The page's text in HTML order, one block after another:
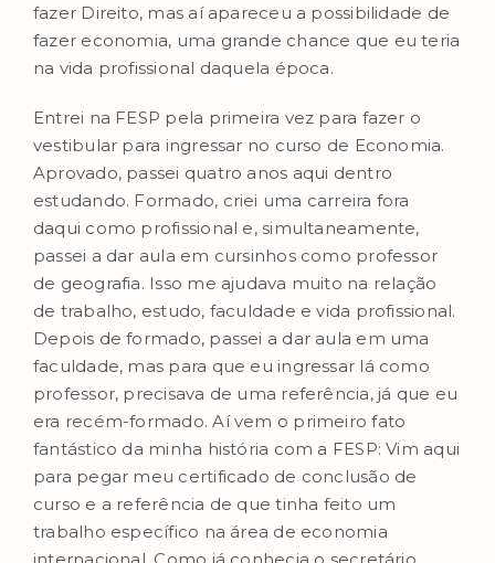
fazer Direito, mas aí apareceu a possibilidade de
fazer economia, uma grande chance que eu teria
na vida profissional daquela época.
Entrei na FESP pela primeira vez para fazer o
vestibular para ingressar no curso de Economia.
Aprovado, passei quatro anos aqui dentro
estudando. Formado, criei uma carreira fora
daqui como profissional e, simultaneamente,
passei a dar aula em cursinhos como professor
de geografia. Isso me ajudava muito na relação
de trabalho, estudo, faculdade e vida profissional.
Depois de formado, passei a dar aula em uma
faculdade, mas para que eu ingressar lá como
professor, precisava de uma referência, já que eu
era recém-formado. Aí vem o primeiro fato
fantástico da minha história com a FESP: Vim aqui
para pegar meu certificado de conclusão de
curso e a referência de que tinha feito um
trabalho específico na área de economia
internacional. Como já conhecia o secretário